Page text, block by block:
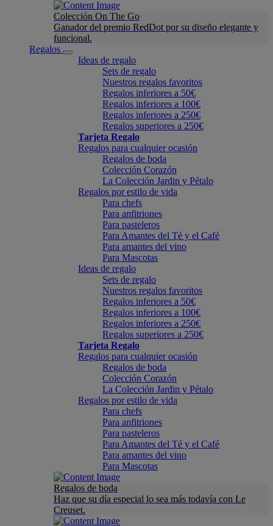
Colección On The Go
Ganador del premio RedDot por su diseño elegante y
funcional.
Regalos
Ideas de regalo
Sets de regalo
Nuestros regalos favoritos
Regalos inferiores a 50€
Regalos inferiores a 100€
Regalos inferiores a 250€
Regalos superiores a 250€
Tarjeta Regalo
Regalos para cualquier ocasión
Regalos de boda
Colección Corazón
La Colección Jardin y Pétalo
Regalos por estilo de vida
Para chefs
Para anfitriones
Para pasteleros
Para Amantes del Té y el Café
Para amantes del vino
Para Mascotas
Ideas de regalo
Sets de regalo
Nuestros regalos favoritos
Regalos inferiores a 50€
Regalos inferiores a 100€
Regalos inferiores a 250€
Regalos superiores a 250€
Tarjeta Regalo
Regalos para cualquier ocasión
Regalos de boda
Colección Corazón
La Colección Jardin y Pétalo
Regalos por estilo de vida
Para chefs
Para anfitriones
Para pasteleros
Para Amantes del Té y el Café
Para amantes del vino
Para Mascotas
Regalos de boda
Haz que su día especial lo sea más todavía con Le
Creuset.